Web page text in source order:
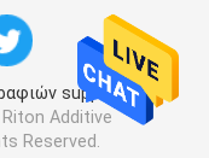
ρητίνης
supplier.
Additive
Reserved.